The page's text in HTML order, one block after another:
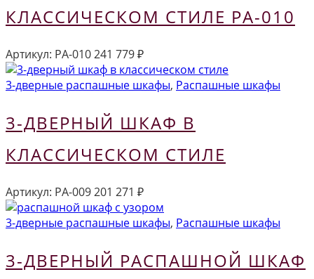
КЛАССИЧЕСКОМ СТИЛЕ РА-010
Артикул: РА-010241 779₽
3-дверные распашные шкафы, Распашные шкафы
3-ДВЕРНЫЙ ШКАФ В
КЛАССИЧЕСКОМ СТИЛЕ
Артикул: РА-009201 271 ₽
3-дверные распашные шкафы, Распашные шкафы
3-ДВЕРНЫЙ РАСПАШНОЙ ШКАФ